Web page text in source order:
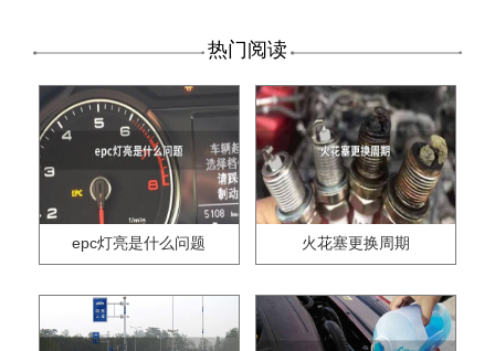
热门阅读
epc灯亮是什么问题 火花塞更换周期